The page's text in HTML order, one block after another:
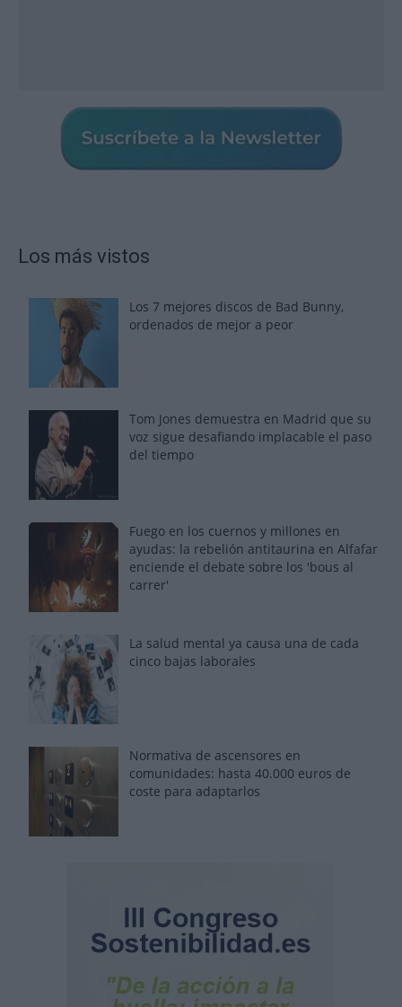
Los más vistos
Los 7 mejores discos de Bad Bunny,
ordenados de mejor a peor
Tom Jones demuestra en Madrid que su
voz sigue desafiando implacable el paso
del tiempo
Fuego en los cuernos y millones en
ayudas: la rebelión antitaurina en Alfafar
enciende el debate sobre los 'bous al
carrer'
La salud mental ya causa una de cada
cinco bajas laborales
Normativa de ascensores en
comunidades: hasta 40.000 euros de
coste para adaptarlos